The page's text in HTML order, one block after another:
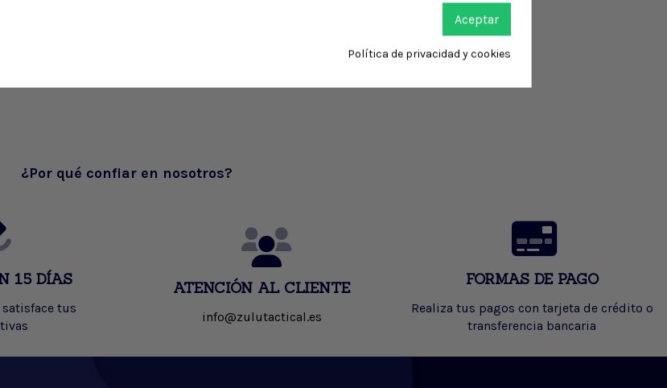
¿Por qué confiar en nosotros?
15 DÍAS
tus
ATENCIÓN AL CLIENTE
info@zulutactical.es
FORMAS DE PAGO
Realiza tus pagos con tarjeta de crédito o
transferencia bancaria
Aceptar
Política de privacidad y cookies